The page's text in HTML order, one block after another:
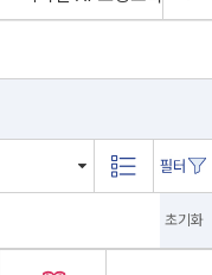
초기화